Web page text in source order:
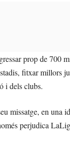
prop de 700
fitxar millors
i dels clubs.
en una
perjudica